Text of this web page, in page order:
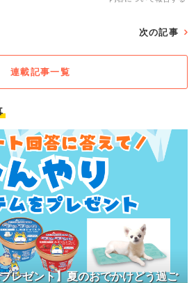
次の記事
連載記事一覧
レゼント】夏のおでかけどう過ご